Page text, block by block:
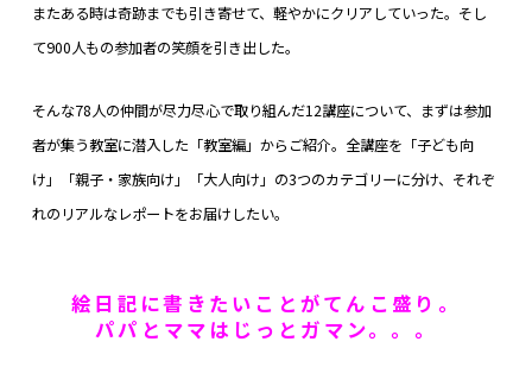
またある時は奇跡までも引き寄せて、軽やかにクリアしていった。そし
て900人もの参加者の笑顔を引き出した。
そんな78人の仲間が尽力尽心で取り組んだ12講座について、まずは参加
者が集う教室に潜入した「教室編」からご紹介。全講座を「子ども向
け」「親子・家族向け」「大人向け」の3つのカテゴリーに分け、それぞ
れのリアルなレポートをお届けしたい。
絵日記に書きたいことがてんこ盛り。
パパとママはじっとガマン。。。